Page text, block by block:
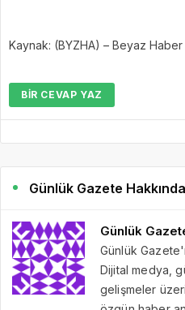
Kaynak: (BYZHA) – Beyaz Haber
BIR CEVAP YAZ
Günlük Gazete Hakkında
Günlük
Günlük
Dijital medya,
gelişmeler